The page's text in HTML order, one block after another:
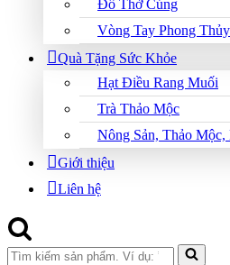
Đồ Thờ Cúng
Vòng Tay Phong Thủy
Quà Tặng Sức Khỏe
Hạt Điều Rang Muối
Trà Thảo Mộc
Nông Sản, Thảo
Giới thiệu
Liên hệ
Search